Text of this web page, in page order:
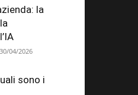
la
30/04/2026
sono i